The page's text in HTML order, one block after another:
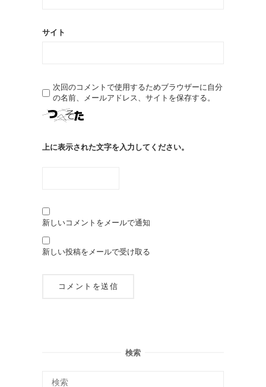
サイト
次回のコメントで使用するためブラウザーに自分
の名前、メールアドレス、サイトを保存する。
上に表示された文字を入力してください。
新しいコメントをメールで通知
新しい投稿をメールで受け取る
検索